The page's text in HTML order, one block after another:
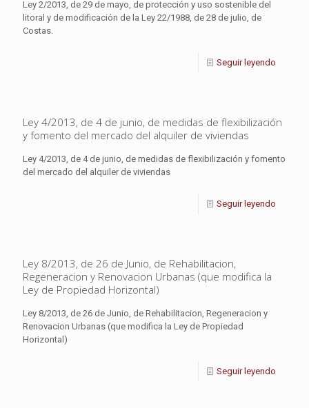
Ley 2/2013, de 29 de mayo, de protección y uso sostenible del
litoral y de modificación de la Ley 22/1988, de 28 de julio, de
Costas.
Seguir leyendo
Ley 4/2013, de 4 de junio, de medidas de flexibilización
y fomento del mercado del alquiler de viviendas
Ley 4/2013, de 4 de junio, de medidas de flexibilización y fomento
del mercado del alquiler de viviendas
Seguir leyendo
Ley 8/2013, de 26 de Junio, de Rehabilitacion,
Regeneracion y Renovacion Urbanas (que modifica la
Ley de Propiedad Horizontal)
Ley 8/2013, de 26 de Junio, de Rehabilitacion, Regeneracion y
Renovacion Urbanas (que modifica la Ley de Propiedad
Horizontal)
Seguir leyendo